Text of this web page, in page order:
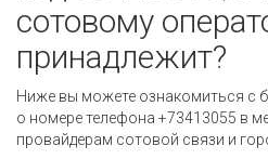
сотовому
принадлежит?
Ниже вы можете ознакомиться с
о номере телефона +73413055 в
провайдерам сотовой связи и